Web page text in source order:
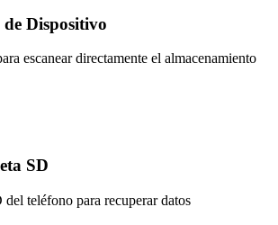
de Dispositivo
escanear directamente el almacenamiento
SD
del teléfono para recuperar datos